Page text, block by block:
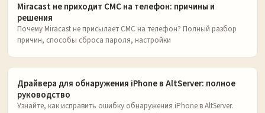
Miracast не приходит СМС на телефон: причины и
решения
Почему Miracast не присылает СМС на телефон? Полный разбор
причин, способы сброса пароля, настройки
Драйвера для обнаружения iPhone в AltServer: полное
руководство
Узнайте, как исправить ошибку обнаружения iPhone в AltServer.